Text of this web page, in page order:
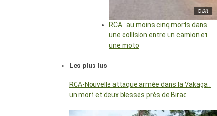
© DR
RCA : au moins cinq morts dans
une collision entre un camion et
une moto
Les plus lus
RCA-Nouvelle attaque armée dans la Vakaga :
un mort et deux blessés près de Birao